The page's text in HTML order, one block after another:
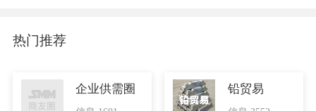
热门推荐
企业供需圈 铅贸易